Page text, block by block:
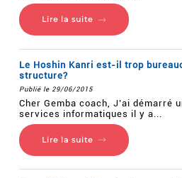
Lire la suite
Le Hoshin Kanri est-il trop
structure?
Publié le 29/06/2015
Cher Gemba coach, J’ai démarré
services informatiques il y a...
Lire la suite